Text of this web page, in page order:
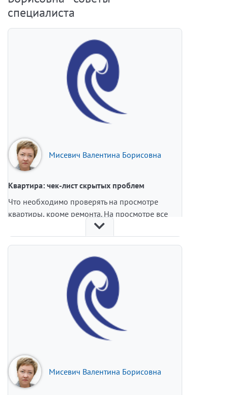
специалиста
Мисевич Валентина Борисовна
Квартира: чек-лист скрытых проблем
Что необходимо проверять на просмотре
квартиры, кроме ремонта. На просмотре все
смотрят на свежие обои и стильную кухню, а
через месяц после покупки внезапно
выясняется, что спать с открытыми окнами
невозможно из-за шума, а горячая вода едва
идет. Ремонт — дело наживное, его легко
переделать под себя. А вот расположение дома,
постоянный шум и изношенные коммуникации
вы исправить не сможете при всем желании.
Поэтому на просмотре критически важнее
проверять то, что после сделки уже никак не
Обязательно откройте окно и послушайте улицу
именно в будний день — так вы сразу поймете
Мисевич Валентина Борисовна